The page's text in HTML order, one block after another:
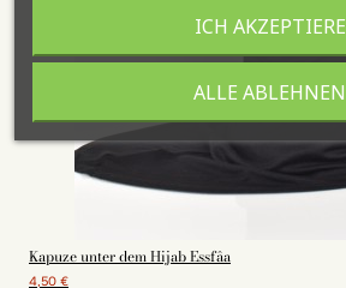
Kapuze unter dem Hijab Essfâa
4,50 €
ALLE ABLEHNEN
ICH AKZEPTIERE